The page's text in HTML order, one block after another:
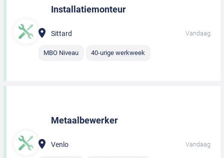
Installatiemonteur
Sittard Vandaag
MBO Niveau 40-urige werkweek
Metaalbewerker
Venlo Vandaag